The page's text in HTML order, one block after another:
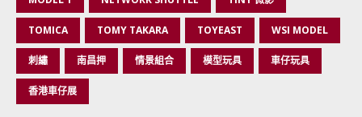
TOMICA TOMY TAKARA TOYEAST WSI MODEL
刺繡 南昌押 情景組合 模型玩具 車仔玩具
香港車仔展